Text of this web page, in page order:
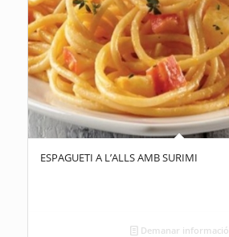
ESPAGUETI A L’ALLS AMB SURIMI
Demanar informació